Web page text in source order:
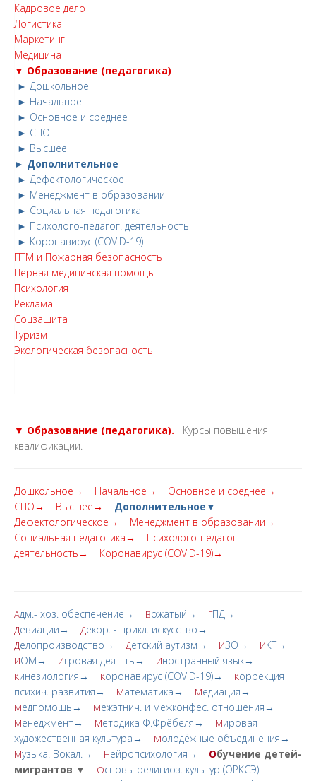
Кадровое дело
Логистика
Маркетинг
Медицина
▼ Образование (педагогика)
► Дошкольное
► Начальное
► Основное и среднее
► СПО
► Высшее
► Дополнительное
► Дефектологическое
► Менеджмент в образовании
► Социальная педагогика
► Психолого-педагог. деятельность
► Коронавирус (COVID-19)
ПТМ и Пожарная безопасность
Первая медицинская помощь
Психология
Реклама
Соцзащита
Туризм
Экологическая безопасность
▼ Образование (педагогика).
Курсы повышения
квалификации.
Дошкольное→ Начальное→
Основное и среднее→
СПО→
Высшее→
Дополнительное▼
Дефектологическое→
Менеджмент в образовании→
Социальная педагогика→
Психолого-педагог.
деятельность→
Коронавирус (COVID-19)→
Адм.- хоз. обеспечение→ Вожатый→ ГПД→
Девиации→ Декор. - прикл. искусство→
Делопроизводство→ Детский аутизм→ ИЗО→ ИКТ→
ИОМ→ Игровая деят-ть→ Иностранный язык→
Кинезиология→ Коронавирус (COVID-19)→ Коррекция
психич. развития→
Математика→ Медиация→
Медпомощь→ Межэтнич. и межконфес. отношения→
Менеджмент→ Методика Ф.Фрёбеля→ Мировая
художественная культура→
Молодёжные объединения→
Музыка. Вокал.→ Нейропсихология→ Обучение детей-
мигрантов ▼
Основы религиоз. культур (ОРКСЭ)